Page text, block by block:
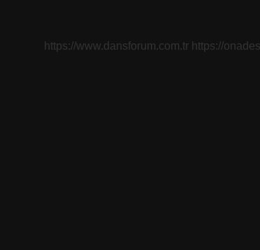
https://www.dansforum.com.tr https://